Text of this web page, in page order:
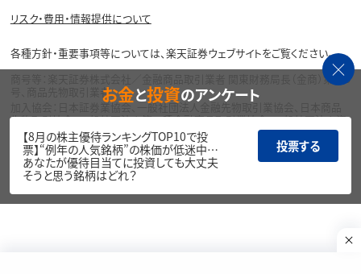
リスク・費用・情報提供について
各種方針・重要事項等については、楽天証券ウェブサイトをご覧ください。
商号等：楽天証券株式会社／金融商品取引業者 関東財務局長（金商）第195
号、商品先物取引業者
加入協会：日本証券業協会、一般社団法人金融先物取引業協会、日本商品
先物取引協会、一般社団法人第二種金融商品取引業協会、一般社団法人資
産運用業協会
Copyright©
1999-2026 Rakuten Securities, Inc. All
Rights Reserved.
お金と投資のアンケート
【8月の株主優待ランキングTOP10で投
票】“例年の人気銘柄”の株価が低迷中…
あなたが優待目当てに投資しても大丈夫
そうと思う銘柄はどれ？
投票する